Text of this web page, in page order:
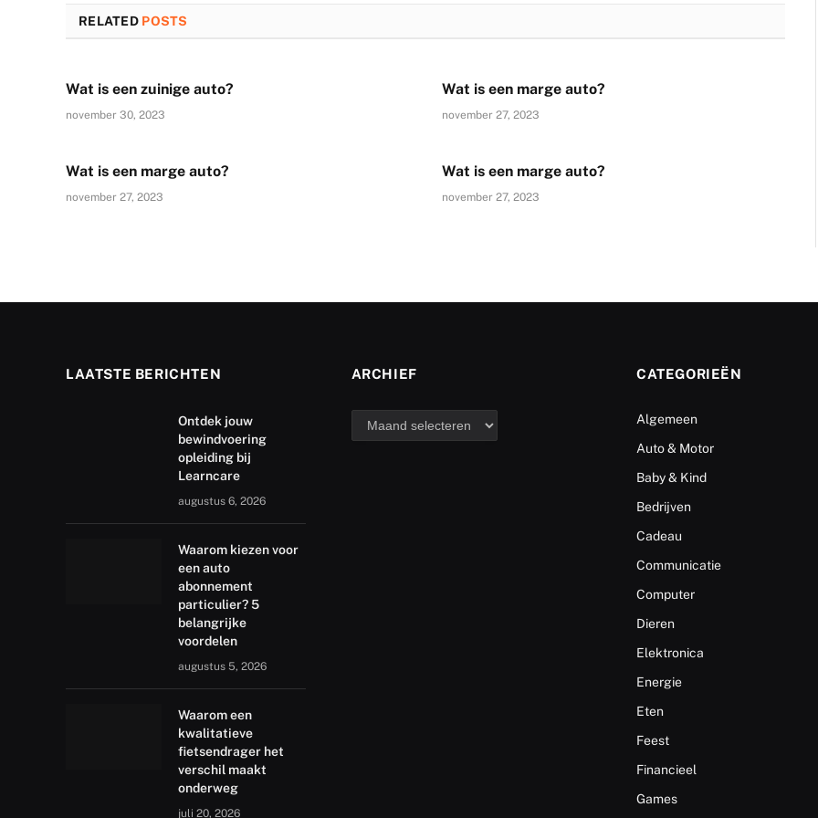
RELATED POSTS
Wat is een zuinige auto?
november 30, 2023
Wat is een marge auto?
november 27, 2023
Wat is een marge auto?
november 27, 2023
Wat is een marge auto?
november 27, 2023
LAATSTE BERICHTEN
Ontdek jouw
bewindvoering
opleiding bij
Learncare
augustus 6, 2026
Waarom kiezen voor
een auto
abonnement
particulier? 5
belangrijke
voordelen
augustus 5, 2026
Waarom een
kwalitatieve
fietsendrager het
verschil maakt
onderweg
juli 20, 2026
ARCHIEF
archief
CATEGORIEËN
Algemeen
Auto & Motor
Baby & Kind
Bedrijven
Cadeau
Communicatie
Computer
Dieren
Elektronica
Energie
Eten
Feest
Financieel
Games